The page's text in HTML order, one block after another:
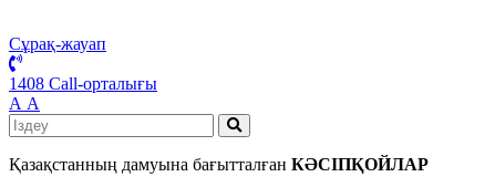
Сұрақ-жауап
1408 Call-орталығы
А А
Қазақстанның дамуына бағытталған КӘСІПҚОЙЛАР